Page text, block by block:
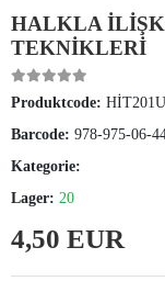
HALKLA
TEKNİKLERİ
Produktcode: HİT201U
Barcode: 978-975-06-
Kategorie:
Lager: 20
4,50 EUR